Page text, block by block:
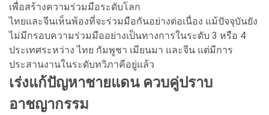
เพื่อสร้างความร่วมมือระดับโลก
ไทยและจีนเห็นพ้องที่จะร่วมมือกันอย่างต่อเนื่อง แม้ปัจจุบันยัง
ไม่มีกรอบความร่วมมืออย่างเป็นทางการในระดับ 3 หรือ 4
ประเทศระหว่าง ไทย กัมพูชา เมียนมา และจีน แต่มีการ
ประสานงานในระดับทวิภาคีอยู่แล้ว
เร่งแก้ปัญหาชายแดน ควบคู่ปราบ
อาชญากรรม